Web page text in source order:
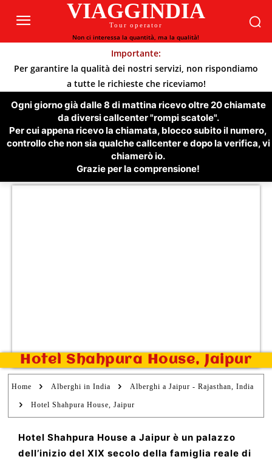
VIAGGINDIA
Tour operator
Non ci interessa la quantità, ma la qualità!
Importante:
Per garantire la qualità dei nostri servizi, non rispondiamo
a tutte le richieste che riceviamo!
Ogni giorno già dalle 8 di mattina ricevo oltre 20 chiamate
da diversi callcenter "rompi scatole".
Per cui appena ricevo la chiamata, blocco subito il numero,
controllo che non sia qualche callcenter e dopo la verifica, vi
chiamerò io.
Grazie per la comprensione!
Hotel Shahpura House, Jaipur
Home Alberghi in India Alberghi a Jaipur - Rajasthan, India
Hotel Shahpura House, Jaipur
Hotel Shahpura House a Jaipur è un palazzo
dell’inizio del XIX secolo della famiglia reale di